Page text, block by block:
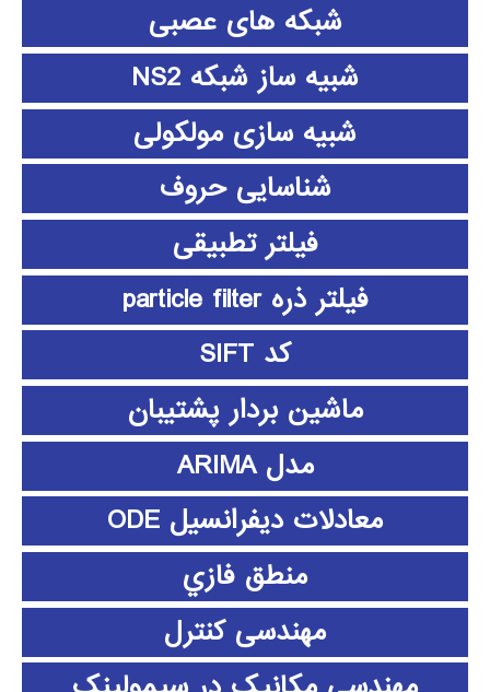
شبکه های عصبی
شبیه ساز شبکه NS2
شبیه سازی مولکولی
شناسایی حروف
فیلتر تطبیقی
فیلتر ذره particle filter
کد SIFT
ماشین بردار پشتیبان
مدل ARIMA
معادلات دیفرانسیل ODE
منطق فازي
مهندسی کنترل